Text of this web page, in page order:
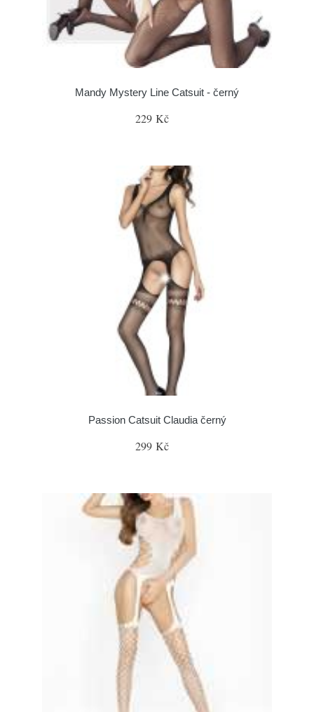
Mandy Mystery Line Catsuit - černý
229 Kč
Passion Catsuit Claudia černý
299 Kč